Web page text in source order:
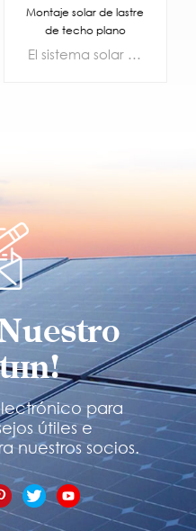
Montaje solar de lastre
de techo plano
El sistema solar de balasto es adecuado para techos y pisos en ángulo, y esta nueva estructura de balasto es liviana, flexible y fuerte. Fácil de montar
para
útiles e
nuestros socios.